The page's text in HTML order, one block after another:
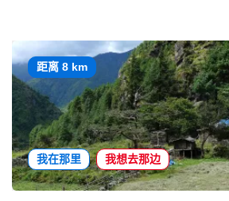
距离 8 km
我在那里 我想去那边